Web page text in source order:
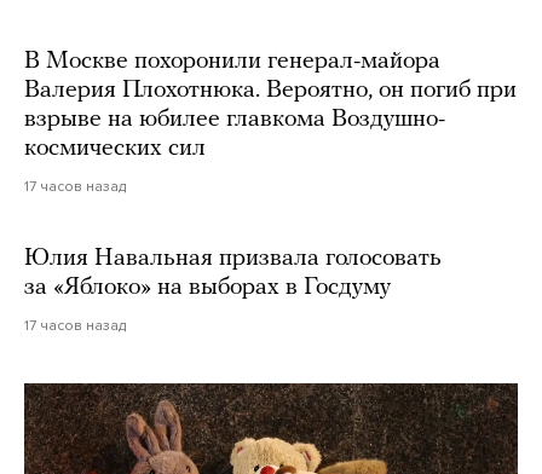
В Москве похоронили генерал-майора
Валерия Плохотнюка. Вероятно, он погиб при
взрыве на юбилее главкома Воздушно-
космических сил
17 часов назад
Юлия Навальная призвала голосовать
за «Яблоко» на выборах в Госдуму
17 часов назад